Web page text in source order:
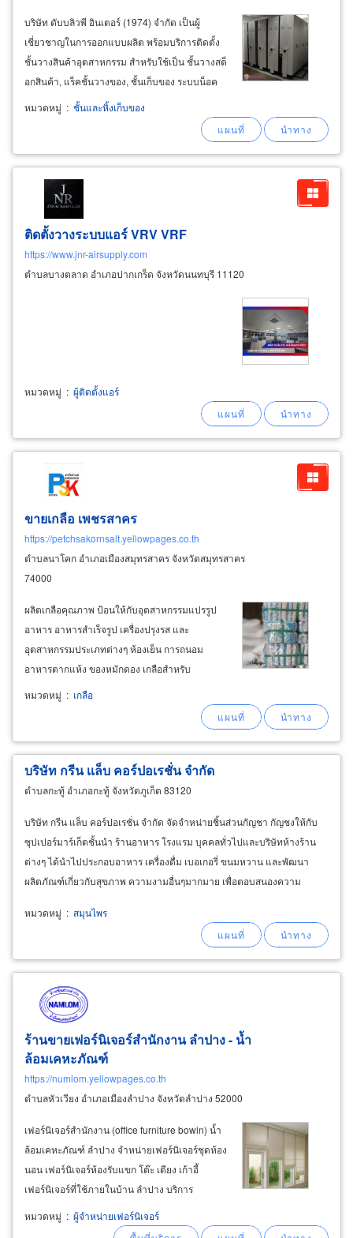
บริษัท ดับบลิวพี อินเตอร์ (1974) จำกัด เป็นผู้
เชี่ยวชาญในการออกแบบผลิต พร้อมบริการติดตั้ง
ชั้นวางสินค้าอุตสาหกรรม สำหรับใช้เป็น ชั้นวางสต็
อกสินค้า, แร็คชั้นวางของ, ชั้นเก็บของ ระบบน็อค
ดาวน์ รับออกแบบผลิตชั้นวางสินค้าและชั้นลอย
ออกแบบวางเลย์เอาท์พื้นที่ จัดสเปซให้ลูกค้าตรวจ
หมวดหมู่ : ชั้นและหิ้งเก็บของ
ติดตั้งวางระบบแอร์ VRV VRF
https://www.jnr-airsupply.com
ตำบลบางตลาด อำเภอปากเกร็ด จังหวัดนนทบุรี 11120
หมวดหมู่ : ผู้ติดตั้งแอร์
ขายเกลือ เพชรสาคร
https://petchsakornsalt.yellowpages.co.th
ตำบลนาโคก อำเภอเมืองสมุทรสาคร จังหวัดสมุทรสาคร
74000
ผลิตเกลือคุณภาพ ป้อนให้กับอุตสาหกรรมแปรรูป
อาหาร อาหารสำเร็จรูป เครื่องปรุงรส และ
อุตสาหกรรมประเภทต่างๆ ห้องเย็น การถนอม
อาหารตากแห้ง ของหมักดอง เกลือสำหรับ
การเกษตร ผู้ผลิตขายส่ง เกลือทะเลป่น ราคาถูก
แพ็ค บรรจุถุง 600กรัม, 180กรัม, 120กรัม, 90กรัม
หมวดหมู่ : เกลือ
บริษัท กรีน เเล็บ คอร์ปอเรชั่น จำกัด
ตำบลกะทู้ อำเภอกะทู้ จังหวัดภูเก็ต 83120
บริษัท กรีน แล็บ คอร์ปอเรชั่น จำกัด จัดจำหน่ายชิ้นส่วนกัญชา กัญชงให้กับ
ซุปเปอร์มาร์เก็ตชั้นนำ ร้านอาหาร โรงแรม บุคคลทั่วไปและบริษัทห้างร้าน
ต่างๆ ได้นำไปประกอบอาหาร เครื่องดื่ม เบอเกอรี่ ขนมหวาน และพัฒนา
ผลิตภัณฑ์เกี่ยวกับสุขภาพ ความงามอื่นๆมากมาย เพื่อตอบสนองความ
หมวดหมู่ : สมุนไพร
ร้านขายเฟอร์นิเจอร์สำนักงาน ลำปาง - น้ำ
ล้อมเคหะภัณฑ์
https://numlom.yellowpages.co.th
ตำบลหัวเวียง อำเภอเมืองลำปาง จังหวัดลำปาง 52000
เฟอร์นิเจอร์สำนักงาน (office furniture bowin) น้ำ
ล้อมเคหะภัณฑ์ ลำปาง จำหน่ายเฟอร์นิเจอร์ชุดห้อง
นอน เฟอร์นิเจอร์ห้องรับแขก โต๊ะ เตียง เก้าอี้
เฟอร์นิเจอร์ที่ใช้ภายในบ้าน ลำปาง บริการ
ออกแบบ วางผังเฟอร์นิเจอร์ บริการจัดส่ง และ
ประกอบติดตั้งถึงสำนักงาน ออฟฟิศเฟอร์นิเจอร์
หมวดหมู่ : ผู้จำหน่ายเฟอร์นิเจอร์